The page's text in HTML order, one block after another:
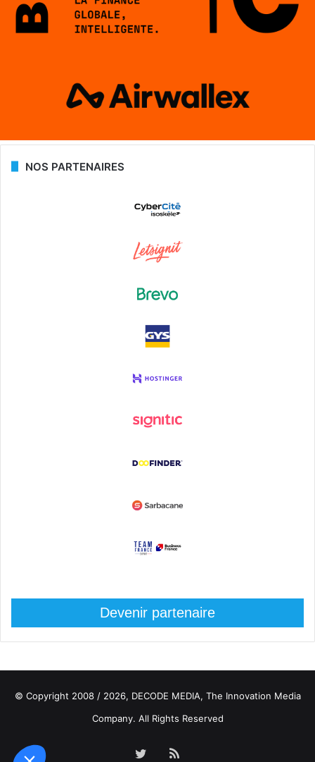
NOS PARTENAIRES
Devenir partenaire
© Copyright 2008 / 2026, DECODE MEDIA, The Innovation Media
Company. All Rights Reserved
TwitterRSS